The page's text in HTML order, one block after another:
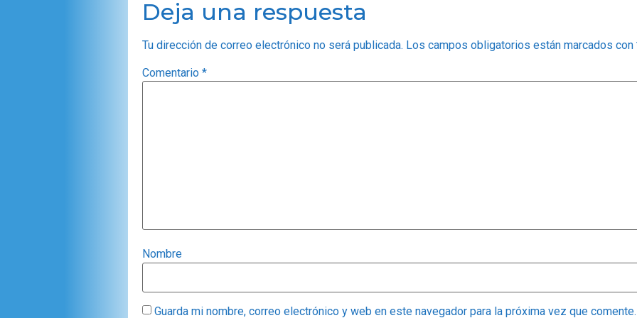
Deja una respuesta
Tu dirección de correo electrónico no será publicada. Los campos obligatorios están marcados con
Comentario *
Nombre
Guarda mi nombre, correo electrónico y web en este navegador para la próxima vez que comente.